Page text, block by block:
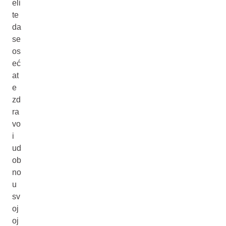
eli
te
da
se
os
eć
at
e
zd
ra
vo
i
ud
ob
no
u
sv
oj
oj